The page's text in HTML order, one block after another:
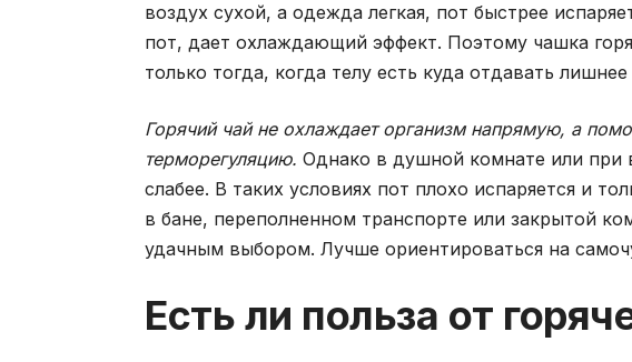
воздух сухой, а одежда легкая, пот быстрее
пот, дает охлаждающий эффект. Поэтому чашка
только тогда, когда телу есть куда отдавать лишнее
Горячий чай не охлаждает организм напрямую, а
терморегуляцию. Однако в душной комнате или при
слабее. В таких условиях пот плохо испаряется и
в бане, переполненном транспорте или закрытой
удачным выбором. Лучше ориентироваться на
Есть ли польза от